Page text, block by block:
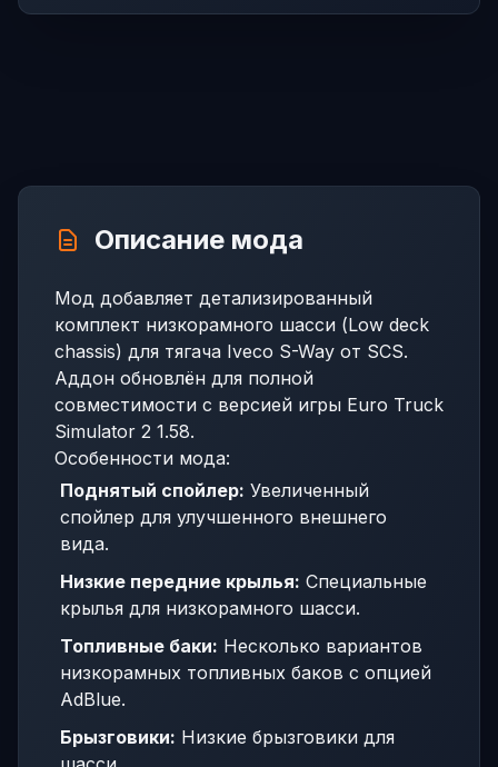
Описание мода
Мод добавляет детализированный
комплект низкорамного шасси (Low deck
chassis) для тягача Iveco S-Way от SCS.
Аддон обновлён для полной
совместимости с версией игры Euro Truck
Simulator 2 1.58.
Особенности мода:
Поднятый спойлер: Увеличенный
спойлер для улучшенного внешнего
вида.
Низкие передние крылья: Специальные
крылья для низкорамного шасси.
Топливные баки: Несколько вариантов
низкорамных топливных баков с опцией
AdBlue.
Брызговики: Низкие брызговики для